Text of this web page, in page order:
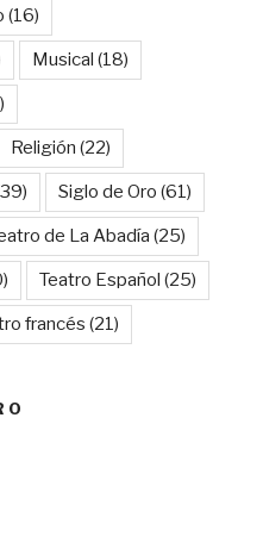
(16)
Musical (18)
Religión (22)
Siglo de Oro (61)
de La Abadía (25)
Teatro Español (25)
francés (21)